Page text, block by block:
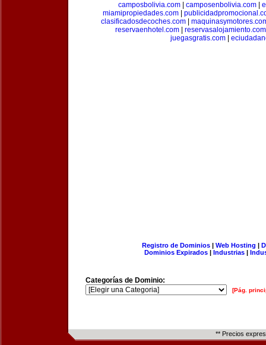
camposbolivia.com| camposenbolivia.com|
miamipropiedades.com
clasificadosdecoches.com
reservaenhotel.com| reservasalojamiento.com
juegasgratis.com|
Registro de Dominios| Web Hosting |
Dominios Expirados | Industrias |
Categorías de Dominio:
[Pág.
** Precios